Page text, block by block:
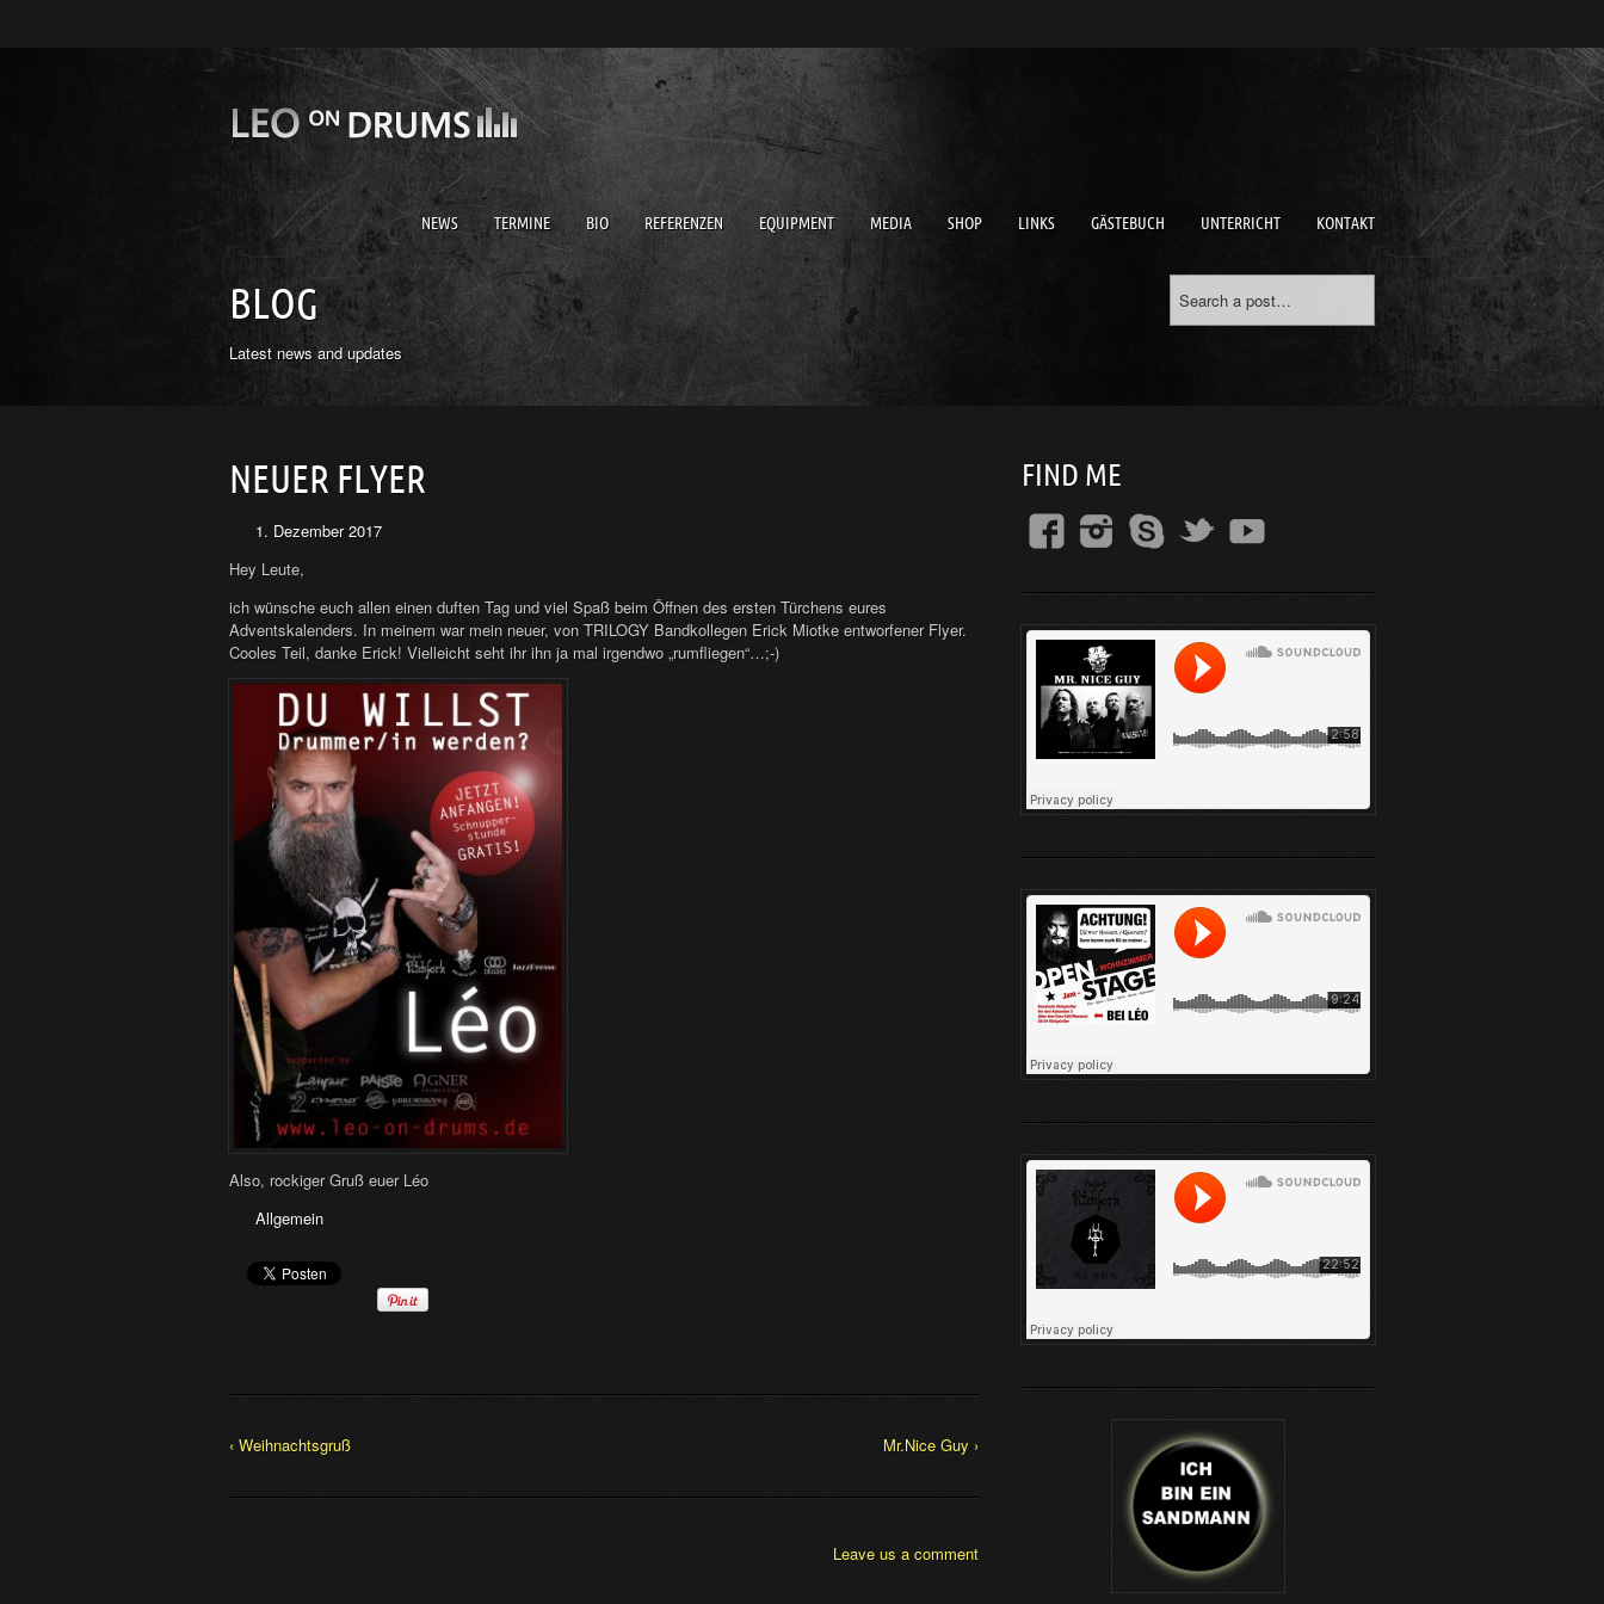
NEWS TERMINE BIO REFERENZEN EQUIPMENT MEDIA SHOP LINKS GÄSTEBUCH UNTERRICHT KONTAKT
BLOG
Latest news and updates
NEUER FLYER
1. Dezember 2017
Hey Leute,
ich wünsche euch allen einen duften Tag und viel Spaß beim Öffnen des ersten Türchens eures
Adventskalenders. In meinem war mein neuer, von TRILOGY Bandkollegen Erick Miotke entworfener Flyer.
Cooles Teil, danke Erick! Vielleicht seht ihr ihn ja mal irgendwo „rumfliegen“…;-)
Also, rockiger Gruß euer Léo
Allgemein
‹ Weihnachtsgruß Mr.Nice Guy ›
Leave us a comment
FIND ME